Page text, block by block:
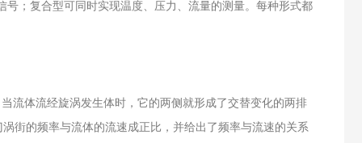
；复合型可同时实现温度、压力、流量的测量。每种形式都
体流经旋涡发生体时，它的两侧就形成了交替变化的两排
街的频率与流体的流速成正比，并给出了频率与流速的关系